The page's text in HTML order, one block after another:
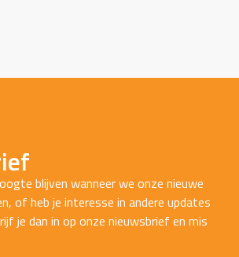
blijven wanneer we onze nieuwe
of heb je interesse in andere updates
je dan in op onze nieuwsbrief en mis